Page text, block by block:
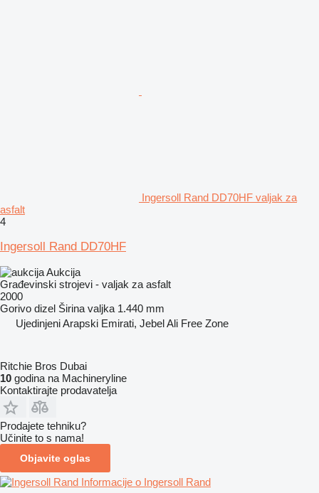
Ingersoll Rand DD70HF valjak za
asfalt
4
Ingersoll Rand DD70HF
Aukcija
Građevinski strojevi - valjak za asfalt
2000
Gorivo dizel Širina valjka 1.440 mm
Ujedinjeni Arapski Emirati, Jebel Ali Free Zone
Ritchie Bros Dubai
10 godina na Machineryline
Kontaktirajte prodavatelja
Prodajete tehniku?
Učinite to s nama!
Objavite oglas
Informacije o Ingersoll Rand